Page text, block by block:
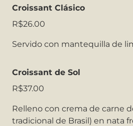
Croissant Clásico
R$26.00
Servido con mantequilla de
Croissant de Sol
R$37.00
Relleno con crema de carne
tradicional de Brasil) en nata